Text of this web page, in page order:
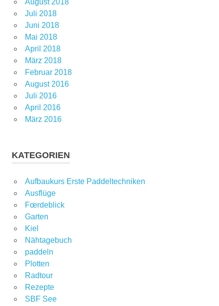
August 2018
Juli 2018
Juni 2018
Mai 2018
April 2018
März 2018
Februar 2018
August 2016
Juli 2016
April 2016
März 2016
KATEGORIEN
Aufbaukurs Erste Paddeltechniken
Ausflüge
Fœrdeblick
Garten
Kiel
Nähtagebuch
paddeln
Plotten
Radtour
Rezepte
SBF See